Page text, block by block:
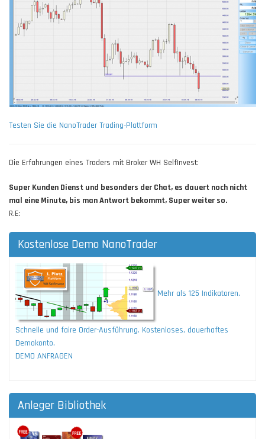
Testen Sie die NanoTrader Trading-Plattform
Die Erfahrungen eines Traders mit Broker WH SelfInvest:
Super Kunden Dienst und besonders der Chat, es dauert noch nicht
mal eine Minute, bis man Antwort bekommt, Super weiter so.
R.E:
Kostenlose Demo NanoTrader
Mehr als 125 Indikatoren.
Schnelle und faire Order-Ausführung. Kostenloses, dauerhaftes
Demokonto.
DEMO ANFRAGEN
Anleger Bibliothek